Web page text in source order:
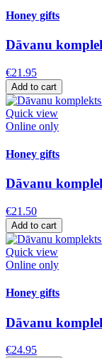
Honey gifts
Dāvanu
€21.95
Add to cart
Quick view
Online only
Honey gifts
Dāvanu
€21.50
Add to cart
Quick view
Online only
Honey gifts
Dāvanu
€24.95